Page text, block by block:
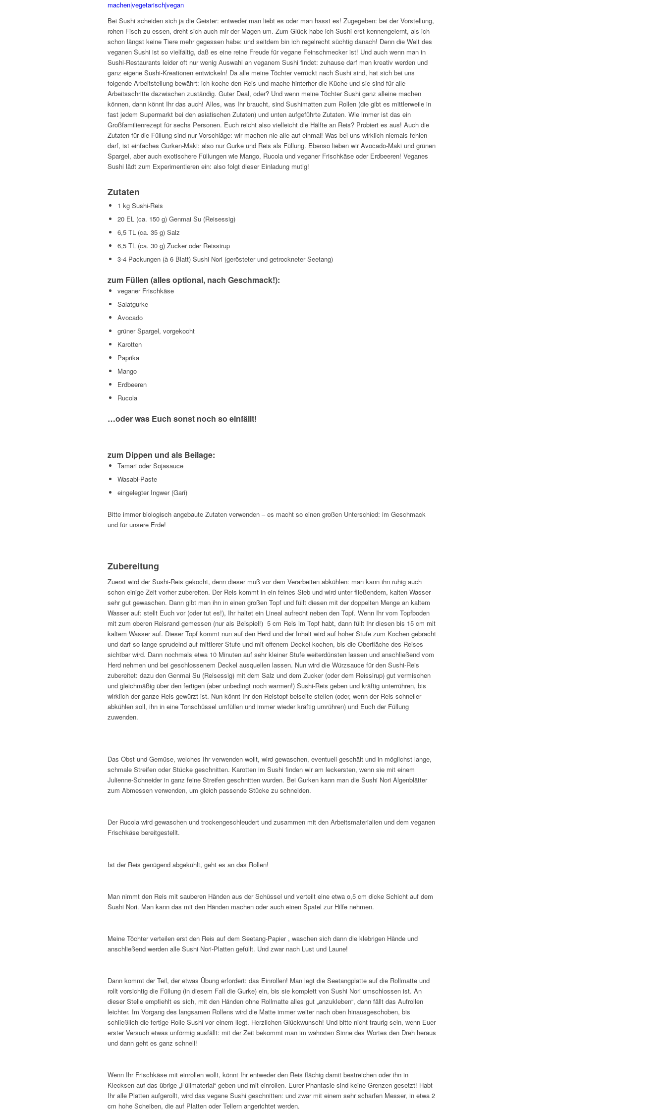
Bei Sushi scheiden sich ja die Geister: entweder man liebt es oder man hasst es! Zugegeben: bei der Vorstellung,
rohen Fisch zu essen, dreht sich auch mir der Magen um. Zum Glück habe ich Sushi erst kennengelernt, als ich
schon längst keine Tiere mehr gegessen habe: und seitdem bin ich regelrecht süchtig danach! Denn die Welt des
veganen Sushi ist so vielfältig, daß es eine reine Freude für vegane Feinschmecker ist! Und auch wenn man in
Sushi-Restaurants leider oft nur wenig Auswahl an veganem Sushi findet: zuhause darf man kreativ werden und
ganz eigene Sushi-Kreationen entwickeln! Da alle meine Töchter verrückt nach Sushi sind, hat sich bei uns
folgende Arbeitsteilung bewährt: ich koche den Reis und mache hinterher die Küche und sie sind für alle
Arbeitsschritte dazwischen zuständig. Guter Deal, oder? Und wenn meine Töchter Sushi ganz alleine machen
können, dann könnt Ihr das auch! Alles, was Ihr braucht, sind Sushimatten zum Rollen (die gibt es mittlerweile in
fast jedem Supermarkt bei den asiatischen Zutaten) und unten aufgeführte Zutaten. Wie immer ist das ein
Großfamilienrezept für sechs Personen. Euch reicht also vielleicht die Hälfte an Reis? Probiert es aus! Auch die
Zutaten für die Füllung sind nur Vorschläge: wir machen nie alle auf einmal! Was bei uns wirklich niemals fehlen
darf, ist einfaches Gurken-Maki: also nur Gurke und Reis als Füllung. Ebenso lieben wir Avocado-Maki und grünen
Spargel, aber auch exotischere Füllungen wie Mango, Rucola und veganer Frischkäse oder Erdbeeren! Veganes
Sushi lädt zum Experimentieren ein: also folgt dieser Einladung mutig!
Zutaten
1 kg Sushi-Reis
20 EL (ca. 150 g) Genmai Su (Reisessig)
6,5 TL (ca. 35 g) Salz
6,5 TL (ca. 30 g) Zucker oder Reissirup
3-4 Packungen (à 6 Blatt) Sushi Nori (gerösteter und getrockneter Seetang)
zum Füllen (alles optional, nach Geschmack!):
veganer Frischkäse
Salatgurke
Avocado
grüner Spargel, vorgekocht
Karotten
Paprika
Mango
Erdbeeren
Rucola
…oder was Euch sonst noch so einfällt!
zum Dippen und als Beilage:
Tamari oder Sojasauce
Wasabi-Paste
eingelegter Ingwer (Gari)
Bitte immer biologisch angebaute Zutaten verwenden – es macht so einen großen Unterschied: im Geschmack
und für unsere Erde!
Zubereitung
Zuerst wird der Sushi-Reis gekocht, denn dieser muß vor dem Verarbeiten abkühlen: man kann ihn ruhig auch
schon einige Zeit vorher zubereiten. Der Reis kommt in ein feines Sieb und wird unter fließendem, kalten Wasser
sehr gut gewaschen. Dann gibt man ihn in einen großen Topf und füllt diesen mit der doppelten Menge an kaltem
Wasser auf: stellt Euch vor (oder tut es!), Ihr haltet ein Lineal aufrecht neben den Topf. Wenn Ihr vom Topfboden
mit zum oberen Reisrand gemessen (nur als Beispiel!) 5 cm Reis im Topf habt, dann füllt Ihr diesen bis 15 cm mit
kaltem Wasser auf. Dieser Topf kommt nun auf den Herd und der Inhalt wird auf hoher Stufe zum Kochen gebracht
und darf so lange sprudelnd auf mittlerer Stufe und mit offenem Deckel kochen, bis die Oberfläche des Reises
sichtbar wird. Dann nochmals etwa 10 Minuten auf sehr kleiner Stufe weiterdünsten lassen und anschließend vom
Herd nehmen und bei geschlossenem Deckel ausquellen lassen. Nun wird die Würzsauce für den Sushi-Reis
zubereitet: dazu den Genmai Su (Reisessig) mit dem Salz und dem Zucker (oder dem Reissirup) gut vermischen
und gleichmäßig über den fertigen (aber unbedingt noch warmen!) Sushi-Reis geben und kräftig unterrühren, bis
wirklich der ganze Reis gewürzt ist. Nun könnt Ihr den Reistopf beiseite stellen (oder, wenn der Reis schneller
abkühlen soll, ihn in eine Tonschüssel umfüllen und immer wieder kräftig umrühren) und Euch der Füllung
zuwenden.
Das Obst und Gemüse, welches Ihr verwenden wollt, wird gewaschen, eventuell geschält und in möglichst lange,
schmale Streifen oder Stücke geschnitten. Karotten im Sushi finden wir am leckersten, wenn sie mit einem
Julienne-Schneider in ganz feine Streifen geschnitten wurden. Bei Gurken kann man die Sushi Nori Algenblätter
zum Abmessen verwenden, um gleich passende Stücke zu schneiden.
Der Rucola wird gewaschen und trockengeschleudert und zusammen mit den Arbeitsmaterialien und dem veganen
Frischkäse bereitgestellt.
Ist der Reis genügend abgekühlt, geht es an das Rollen!
Man nimmt den Reis mit sauberen Händen aus der Schüssel und verteilt eine etwa o,5 cm dicke Schicht auf dem
Sushi Nori. Man kann das mit den Händen machen oder auch einen Spatel zur Hilfe nehmen.
Meine Töchter verteilen erst den Reis auf dem Seetang-Papier , waschen sich dann die klebrigen Hände und
anschließend werden alle Sushi Nori-Platten gefüllt. Und zwar nach Lust und Laune!
Dann kommt der Teil, der etwas Übung erfordert: das Einrollen! Man legt die Seetangplatte auf die Rollmatte und
rollt vorsichtig die Füllung (in diesem Fall die Gurke) ein, bis sie komplett von Sushi Nori umschlossen ist. An
dieser Stelle empfiehlt es sich, mit den Händen ohne Rollmatte alles gut „anzukleben“, dann fällt das Aufrollen
leichter. Im Vorgang des langsamen Rollens wird die Matte immer weiter nach oben hinausgeschoben, bis
schließlich die fertige Rolle Sushi vor einem liegt. Herzlichen Glückwunsch! Und bitte nicht traurig sein, wenn Euer
erster Versuch etwas unförmig ausfällt: mit der Zeit bekommt man im wahrsten Sinne des Wortes den Dreh heraus
und dann geht es ganz schnell!
Wenn Ihr Frischkäse mit einrollen wollt, könnt Ihr entweder den Reis flächig damit bestreichen oder ihn in
Klecksen auf das übrige „Füllmaterial“ geben und mit einrollen. Eurer Phantasie sind keine Grenzen gesetzt! Habt
Ihr alle Platten aufgerollt, wird das vegane Sushi geschnitten: und zwar mit einem sehr scharfen Messer, in etwa 2
cm hohe Scheiben, die auf Platten oder Tellern angerichtet werden.